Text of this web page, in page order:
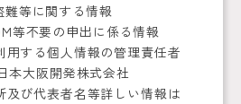
難等に関する情報
等不要の申出に係る情報
用する個人情報の管理責任者
本大阪開発株式会社
び代表者名等詳しい情報は